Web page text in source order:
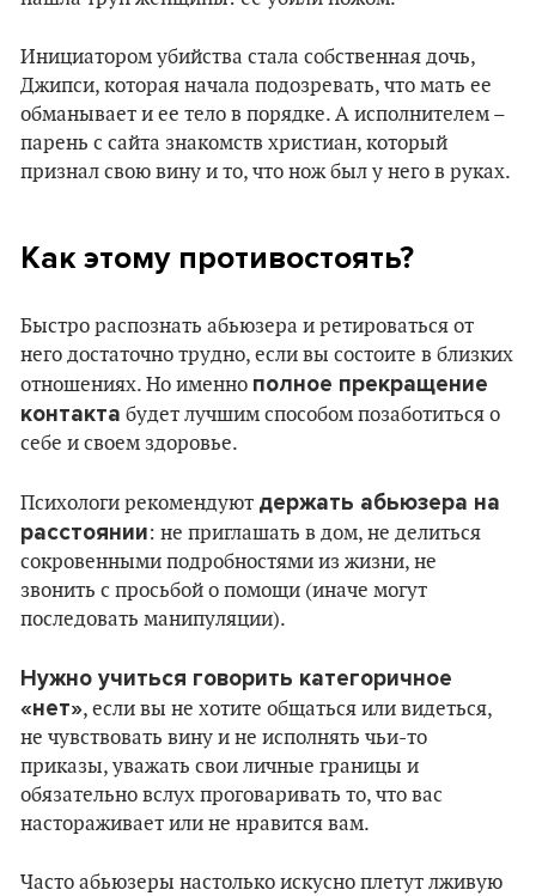
Инициатором убийства стала собственная дочь,
Джипси, которая начала подозревать, что мать ее
обманывает и ее тело в порядке. А исполнителем –
парень с сайта знакомств христиан, который
признал свою вину и то, что нож был у него в руках.
Как этому противостоять?
Быстро распознать абьюзера и ретироваться от
него достаточно трудно, если вы состоите в близких
отношениях. Но именно полное прекращение
контакта будет лучшим способом позаботиться о
себе и своем здоровье.
Психологи рекомендуют держать абьюзера на
расстоянии: не приглашать в дом, не делиться
сокровенными подробностями из жизни, не
звонить с просьбой о помощи (иначе могут
последовать манипуляции).
Нужно учиться говорить категоричное
«нет», если вы не хотите общаться или видеться,
не чувствовать вину и не исполнять чьи-то
приказы, уважать свои личные границы и
обязательно вслух проговаривать то, что вас
настораживает или не нравится вам.
Часто абьюзеры настолько искусно плетут лживую